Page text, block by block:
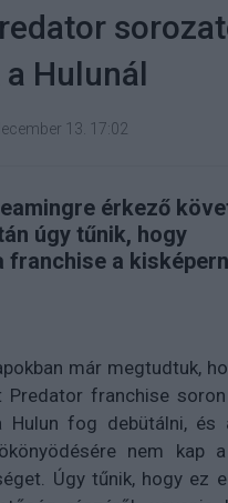
Hulunál
13. 17:02
érkező
úgy tűnik, hogy
franchise a
már megtudtuk,
Predator franchise
fog debütálni, és
nem kap
Úgy tűnik, hogy ez